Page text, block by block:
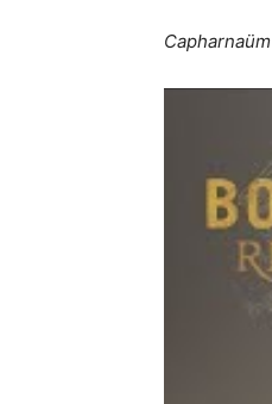
Capharnaüm